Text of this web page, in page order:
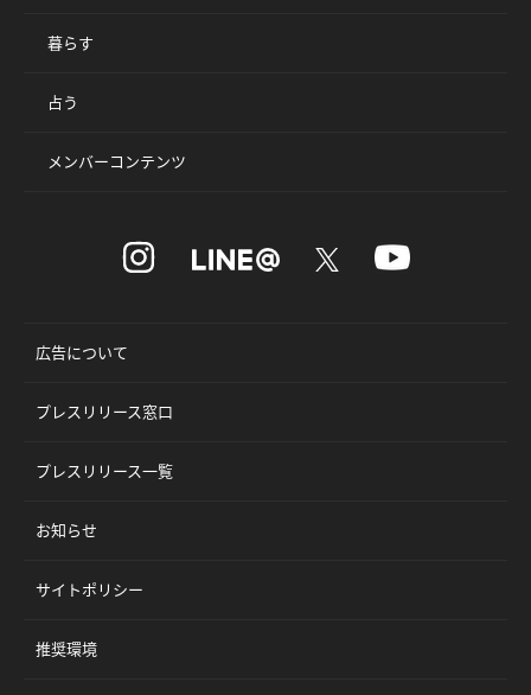
暮らす
占う
メンバーコンテンツ
広告について
プレスリリース窓口
プレスリリース一覧
お知らせ
サイトポリシー
推奨環境